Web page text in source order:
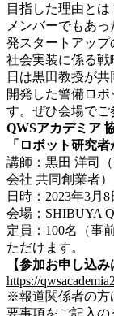
目指した理由と
メンバーでもあ
発スタートアッ
社会実装に係る戦
日は黒田教授が
開発した警備ロ
す。ぜひ会場でご
QWSアカデミア
「ロボット研究
講師：黒田 洋司
会社 共同創業者）
日時：2023年3月
会場：SHIBUYA
定員：100名（
ただけます。
【参加お申し込み
https://
※報道関係者の方
要事項をご記入の